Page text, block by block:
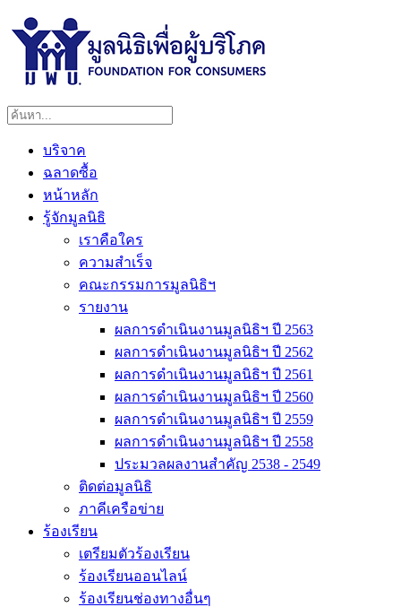
บริจาค
ฉลาดซื้อ
หน้าหลัก
รู้จักมูลนิธิ
เราคือใคร
ความสำเร็จ
คณะกรรมการมูลนิธิฯ
รายงาน
ผลการดำเนินงานมูลนิธิฯ ปี 2563
ผลการดำเนินงานมูลนิธิฯ ปี 2562
ผลการดำเนินงานมูลนิธิฯ ปี 2561
ผลการดำเนินงานมูลนิธิฯ ปี 2560
ผลการดำเนินงานมูลนิธิฯ ปี 2559
ผลการดำเนินงานมูลนิธิฯ ปี 2558
ประมวลผลงานสำคัญ 2538 - 2549
ติดต่อมูลนิธิ
ภาคีเครือข่าย
ร้องเรียน
เตรียมตัวร้องเรียน
ร้องเรียนออนไลน์
ร้องเรียนช่องทางอื่นๆ